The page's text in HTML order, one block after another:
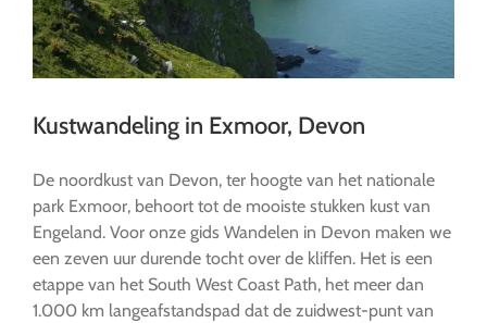
Kustwandeling in Exmoor, Devon
De noordkust van Devon, ter hoogte van het nationale
park Exmoor, behoort tot de mooiste stukken kust van
Engeland. Voor onze gids Wandelen in Devon maken we
een zeven uur durende tocht over de kliffen. Het is een
etappe van het South West Coast Path, het meer dan
1.000 km langeafstandspad dat de zuidwest-punt van